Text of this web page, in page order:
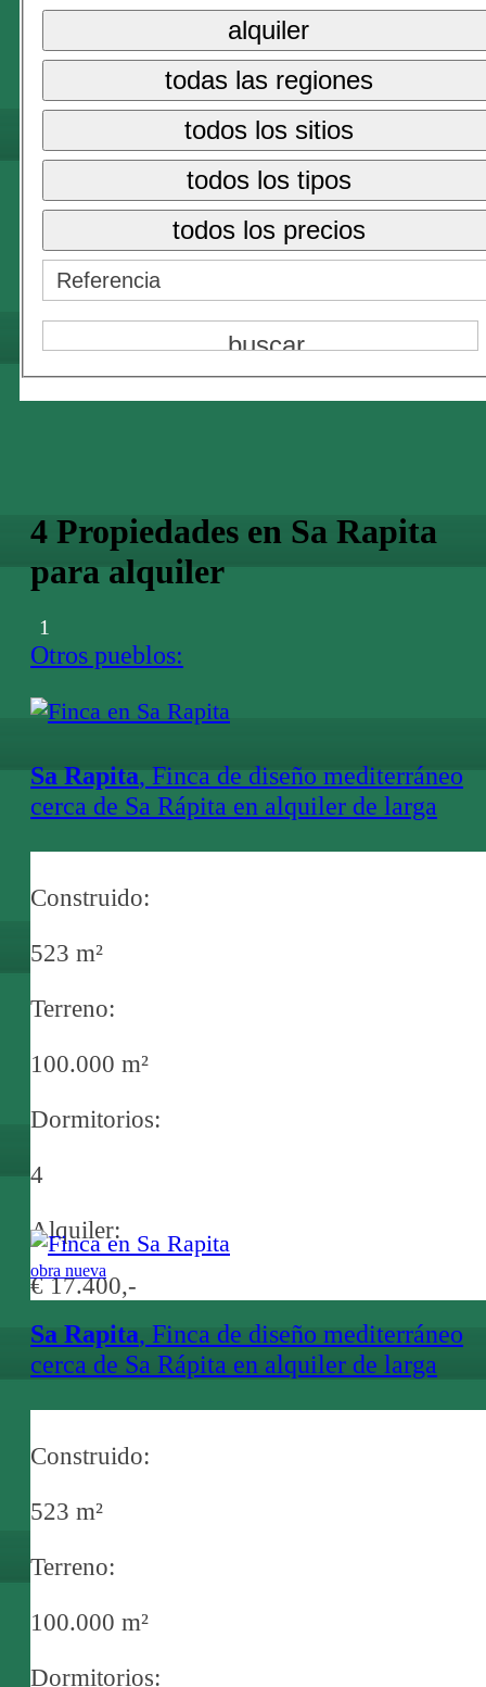
alquiler
todas las regiones
todos los sitios
todos los tipos
todos los precios
4 Propiedades en Sa Rapita
para alquiler
1
Otros pueblos:
Sa Rapita, Finca de diseño mediterráneo
cerca de Sa Rápita en alquiler de larga
Construido:
523 m²
Terreno:
100.000 m²
Dormitorios:
4
Alquiler:
€ 17.400,-
obra nueva
Sa Rapita, Finca de diseño mediterráneo
cerca de Sa Rápita en alquiler de larga
Construido:
523 m²
Terreno:
100.000 m²
Dormitorios: